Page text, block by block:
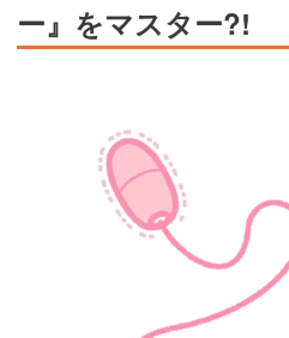
ー』をマスター?!